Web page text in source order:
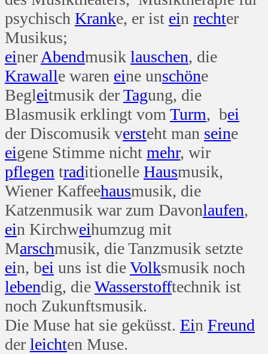
psychisch Kranke, er ist ein rechter
Musikus;
einer Abendmusik lauschen, die
Krawalle waren eine unschöne
Begleitmusik derTagung, die
Blasmusik erklingt vom Turm, bei
der Discomusik versteht man seine
eigene Stimme nicht mehr, wir
pflegen traditionelle Hausmusik,
Wiener Kaffeehausmusik, die
Katzenmusik war zum Davonlaufen,
ein Kirchweihumzug mit
Marschmusik, die Tanzmusik setzte
ein, bei uns ist dieVolksmusik noch
lebendig, dieWasserstofftechnik ist
noch Zukunftsmusik.
Die Muse hat sie geküsst. Ein Freund
der leichten Muse.